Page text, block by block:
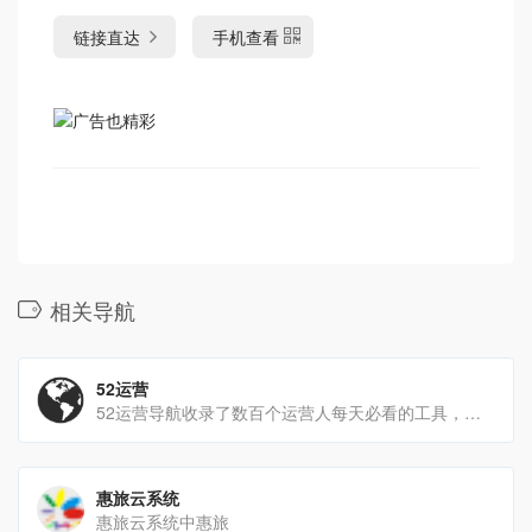
链接直达 手机查看
相关导航
52运营
52运营导航收录了数百个运营人每天必看的工具，社群资讯、裂变增长、社群运营、抖音数据分析、增长黑客等；收录数篇[…]
惠旅云系统
惠旅云系统中惠旅